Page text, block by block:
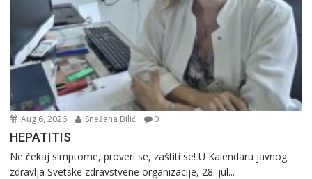
Aug 6, 2026 Snežana Bilić 0
HEPATITIS
Ne čekaj simptome, proveri se, zaštiti se! U Kalendaru javnog
zdravlja Svetske zdravstvene organizacije, 28. jul...